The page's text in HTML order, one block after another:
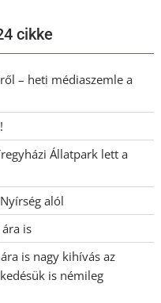
cikke
– heti médiaszemle a
Állatpark lett a
alól
is
is nagy kihívás az
is némileg